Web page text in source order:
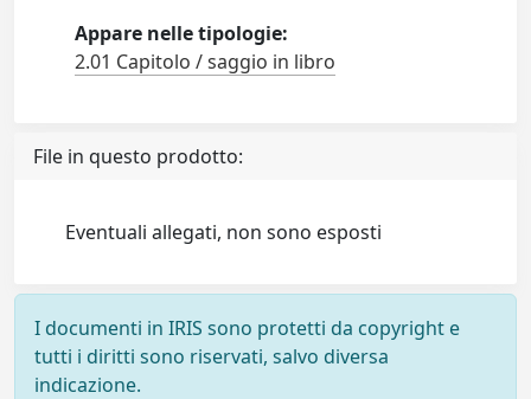
Appare nelle tipologie:
2.01 Capitolo / saggio in libro
File in questo prodotto:
Eventuali allegati, non sono esposti
I documenti in IRIS sono protetti da copyright e
tutti i diritti sono riservati, salvo diversa
indicazione.